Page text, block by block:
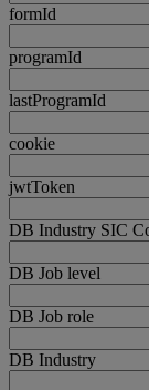
formId
programId
lastProgramId
cookie
jwtToken
DB Industry SIC
DB Job level
DB Job role
DB Industry